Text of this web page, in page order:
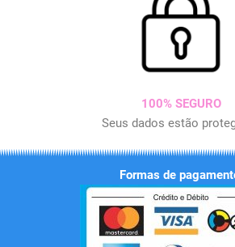
100% SEGURO
Seus dados estão
Formas de